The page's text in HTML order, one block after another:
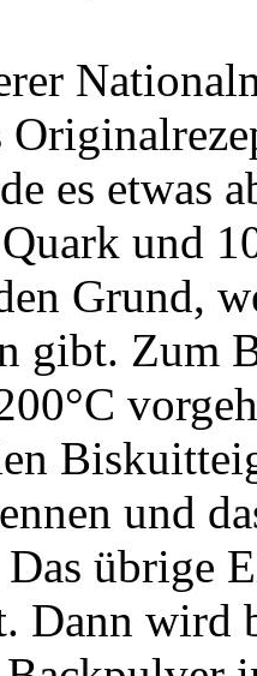
es etwas
und
Grund,
gibt. Zum
und
Das übrige
Dann wird